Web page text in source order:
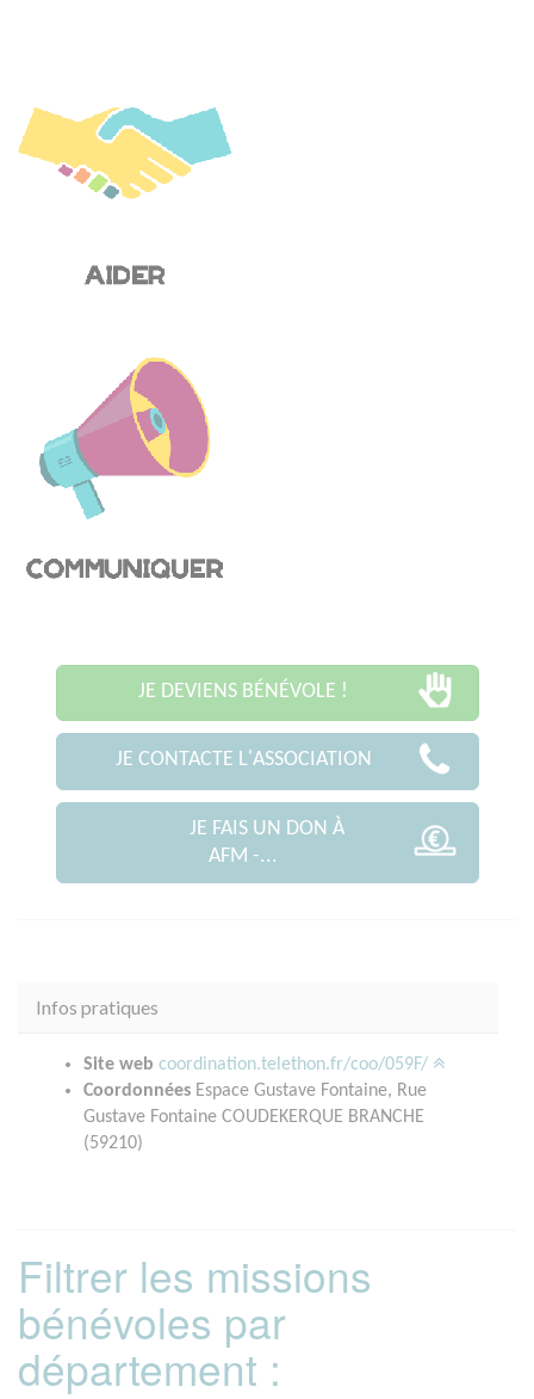
JE DEVIENS BÉNÉVOLE !
JE CONTACTE L'ASSOCIATION
JE FAIS UN DON À
AFM -...
Infos pratiques
Site web coordination.telethon.fr/coo/059F/
Coordonnées Espace Gustave Fontaine, Rue
Gustave Fontaine COUDEKERQUE BRANCHE
(59210)
Filtrer les missions
bénévoles par
département :